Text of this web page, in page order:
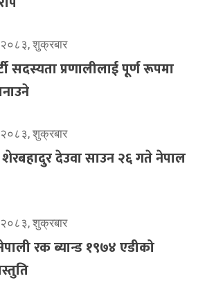
शुक्रबार
सदस्यता प्रणालीलाई पूर्ण रूपमा
शुक्रबार
देउवा साउन २६ गते नेपाल
शुक्रबार
रक ब्यान्ड १९७४ एडीको